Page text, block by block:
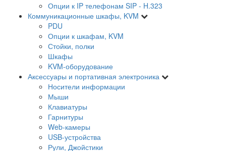
Опции к IP телефонам SIP - H.323
Коммуникационные шкафы, KVM
PDU
Опции к шкафам, KVM
Стойки, полки
Шкафы
KVM-оборудование
Аксессуары и портативная электроника
Носители информации
Мыши
Клавиатуры
Гарнитуры
Web-камеры
USB-устройства
Рули, Джойстики